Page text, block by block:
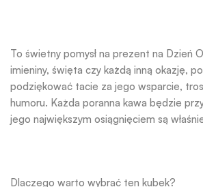
To świetny pomysł na prezent na Dzień
imieniny, święta czy każdą inną okazję,
podziękować tacie za jego wsparcie,
humoru. Każda poranna kawa będzie
jego największym osiągnięciem są
Dlaczego warto wybrać ten kubek?